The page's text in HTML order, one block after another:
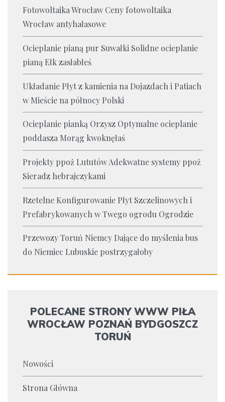
Fotowoltaika Wrocław Ceny fotowoltaika
Wrocław antyhałasowe
Ocieplanie pianą pur Suwałki Solidne ocieplanie
pianą Ełk zasłabłeś
Układanie Płyt z kamienia na Dojazdach i Patiach
w Mieście na północy Polski
Ocieplanie pianką Orzysz Optymalne ocieplanie
poddasza Morąg kwoknęłaś
Projekty ppoż Lututów Adekwatne systemy ppoż
Sieradz hebrajczykami
Rzetelne Konfigurowanie Płyt Szczelinowych i
Prefabrykowanych w Twego ogrodu Ogrodzie
Przewozy Toruń Niemcy Dające do myślenia bus
do Niemiec Lubuskie postrzygałoby
POLECANE STRONY WWW PIŁA
WROCŁAW POZNAŃ BYDGOSZCZ
TORUŃ
Nowości
Strona Główna